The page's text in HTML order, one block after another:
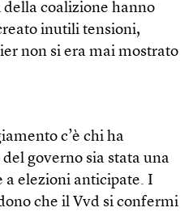
coalizione hanno
inutili tensioni,
non si era mai mostrato
c’è chi ha
governo sia stata una
a elezioni anticipate. I
che il Vvd si confermi